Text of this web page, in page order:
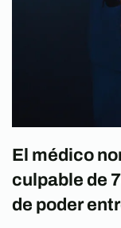
El médico
culpable de
de poder